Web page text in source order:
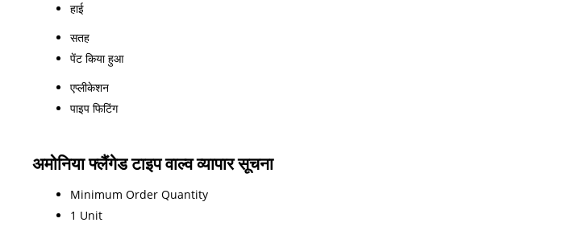
हाई
सतह
पेंट किया हुआ
एप्लीकेशन
पाइप फिटिंग
अमोनिया फ्लैंगेड टाइप वाल्व व्यापार सूचना
Minimum Order Quantity
1 Unit